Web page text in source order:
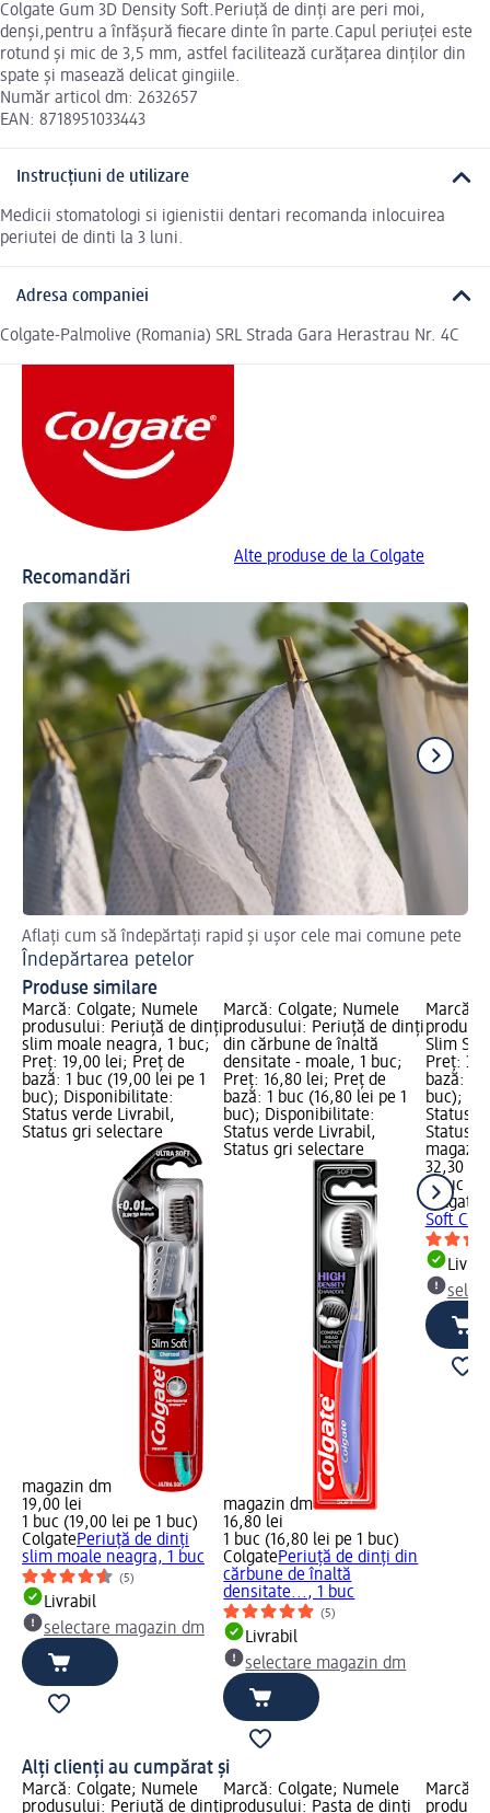
Colgate Gum 3D Density Soft.Periuță de dinți are peri moi,
denși,pentru a înfășură fiecare dinte în parte.Capul periuței este
rotund și mic de 3,5 mm, astfel facilitează curățarea dinților din
spate și masează delicat gingiile.
Număr articol dm: 2632657
EAN: 8718951033443
Instrucțiuni de utilizare
Medicii stomatologi si igienistii dentari recomanda inlocuirea
periutei de dinti la 3 luni.
Adresa companiei
Colgate-Palmolive (Romania) SRL Strada Gara Herastrau Nr. 4C
Alte produse de la Colgate
Recomandări
Aflați cum să îndepărtați rapid și ușor cele mai comune pete
Îndepărtarea petelor
Produse similare
Marcă: Colgate; Numele
produsului: Periuță de dinți
slim moale neagra, 1 buc;
Preț: 19,00 lei; Preț de
bază: 1 buc (19,00 lei pe 1
buc); Disponibilitate:
Status verde Livrabil,
Status gri selectare
magazin dm
19,00 lei
1 buc (19,00 lei pe 1 buc)
ColgatePeriuță de dinți
slim moale neagra, 1 buc
(5)
Livrabil
selectare magazin dm
Marcă: Colgate; Numele
produsului: Periuță de dinți
din cărbune de înaltă
densitate - moale, 1 buc;
Preț: 16,80 lei; Preț de
bază: 1 buc (16,80 lei pe 1
buc); Disponibilitate:
Status verde Livrabil,
Status gri selectare
magazin dm
16,80 lei
1 buc (16,80 lei pe 1 buc)
ColgatePeriuță de dinți din
cărbune de înaltă
densitate..., 1 buc
(5)
Livrabil
selectare magazin dm
Marcă:
Slim
Preț:
bază: 3
buc);
Status
Status
32,30 lei
3 buc
Colgate
Soft
Alți clienți au cumpărat și
Marcă: Colgate; Numele
produsului: Periuță de dinți
Marcă: Colgate; Numele
produsului: Pasta de dinți
Marcă: